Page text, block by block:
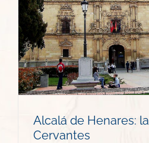
Alcalá de Henares:
Cervantes